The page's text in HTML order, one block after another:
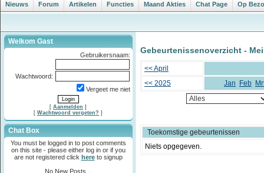
Nieuws Forum Artikelen Functies Maand Akties Chat Page Op
Welkom Gast
Gebruikersnaam:
Wachtwoord:
Vergeet me niet
[ Aanmelden ]
[ Wachtwoord vergeten? ]
Chat Box
You must be logged in to post comments
on this site - please either log in or if you
are not registered click hereto signup
No New Posts...
Gebeurtenissenoverzicht -
<< April
<< 2025
Jan Feb
Toekomstige gebeurtenissen
Niets opgegeven.